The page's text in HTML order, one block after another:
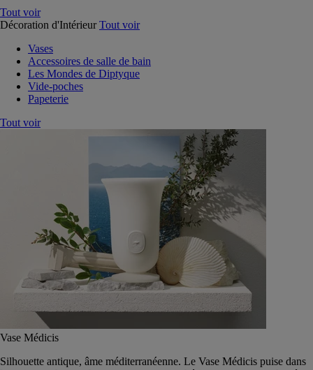
Tout voir
Décoration d'Intérieur Tout voir
Vases
Accessoires de salle de bain
Les Mondes de Diptyque
Vide-poches
Papeterie
Tout voir
Vase Médicis
Silhouette antique, âme méditerranéenne. Le Vase Médicis puise dans